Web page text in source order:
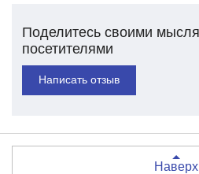
Поделитесь своими
посетителями
Написать отзыв
Наверх